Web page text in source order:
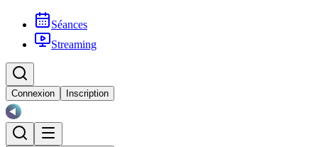
Séances
Streaming
Connexion Inscription